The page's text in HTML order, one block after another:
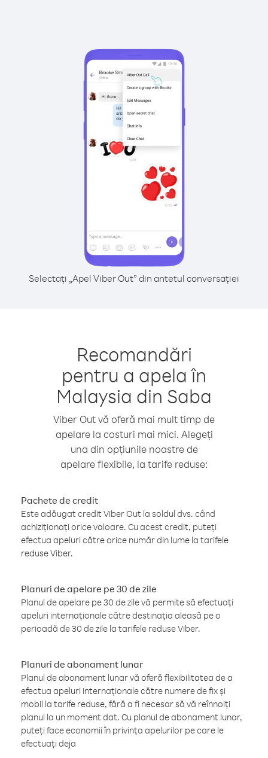
Selectați „Apel Viber Out” din antetul conversației
Recomandări
pentru a apela în
Malaysia din Saba
Viber Out vă oferă mai mult timp de
apelare la costuri mai mici. Alegeți
una din opțiunile noastre de
apelare flexibile, la tarife reduse:
Pachete de credit
Este adăugat credit Viber Out la soldul dvs. când
achiziționați orice valoare. Cu acest credit, puteți
efectua apeluri către orice număr din lume la tarifele
reduse Viber.
Planuri de apelare pe 30 de zile
Planul de apelare pe 30 de zile vă permite să efectuați
apeluri internaționale către destinația aleasă pe o
perioadă de 30 de zile la tarifele reduse Viber.
Planuri de abonament lunar
Planul de abonament lunar vă oferă flexibilitatea de a
efectua apeluri internaționale către numere de fix și
mobil la tarife reduse, fără a fi necesar să vă reînnoiți
planul la un moment dat. Cu planul de abonament lunar,
puteți face economii în privința apelurilor pe care le
efectuați deja